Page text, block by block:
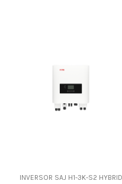
INVERSOR SAJ H1-3K-S2 HYBRID